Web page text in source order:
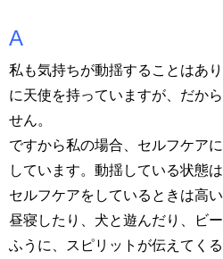
A
私も気持ちが動揺することはあ
に天使を持っていますが、だか
せん。
ですから私の場合、セルフケア
しています。動揺している状態
セルフケアをしているときは高
昼寝したり、犬と遊んだり、ビ
ふうに、スピリットが伝えてく